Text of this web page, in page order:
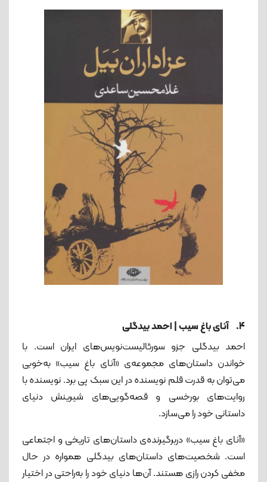
4. آنای باغ سیب | احمد بیدگلی
احمد بیدگلی جزو سورئالیست‌نویس‌های‌ ایران است. با
خواندن داستان‌های مجموعه‌ی «آنای باغ سیب» به‌خوبی
می‌توان به قدرت قلم نویسنده در این سبک پی‌ برد. نویسنده با
روایت‌های بورخسی و قصه‌گویی‌های شیرینش دنیای
داستانی خود را می‌سازد.
«آنای باغ سیب» دربرگیرنده‌ی داستان‌های تاریخی و اجتماعی
است. شخصیت‌های داستان‌های بیدگلی همواره در حال
مخفی کردن رازی هستند. آن‌ها دنیای خود را به‌راحتی در اختیار